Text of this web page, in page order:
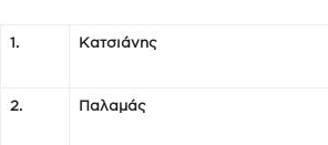
1. Κατσιάνης
2. Παλαμάς